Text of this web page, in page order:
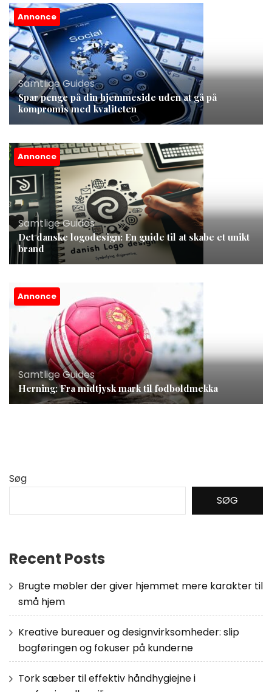
Annonce
Samtlige Guides
Spar penge på din hjemmeside uden at gå på
kompromis med kvaliteten
Annonce
Samtlige Guides
Det danske logodesign: En guide til at skabe et unikt
brand
Annonce
Samtlige Guides
Herning: Fra midtjysk mark til fodboldmekka
Søg
SØG
Recent Posts
Brugte møbler der giver hjemmet mere karakter til
små hjem
Kreative bureauer og designvirksomheder: slip
bogføringen og fokuser på kunderne
Tork sæber til effektiv håndhygiejne i